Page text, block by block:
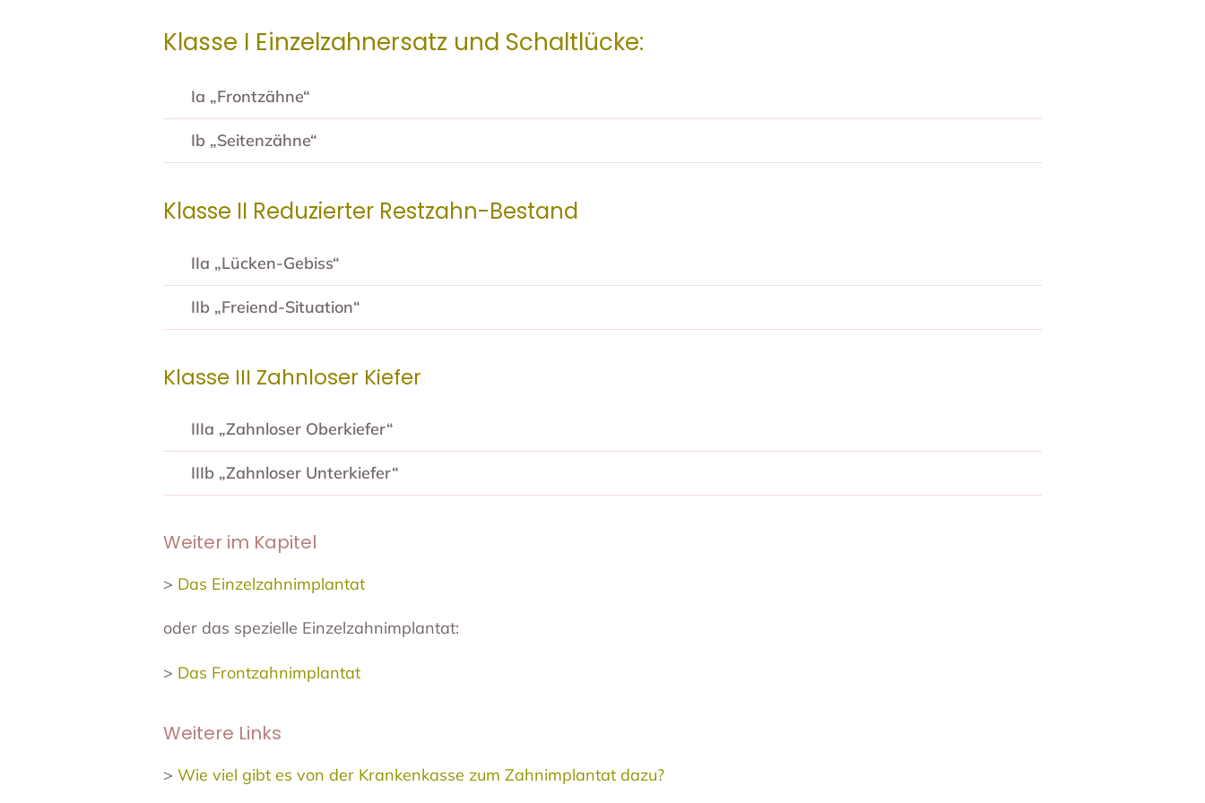
Klasse I Einzelzahnersatz und Schaltlücke:
Ia „Frontzähne“
Ib „Seitenzähne“
Klasse II Reduzierter Restzahn-Bestand
IIa „Lücken-Gebiss“
IIb „Freiend-Situation“
Klasse III Zahnloser Kiefer
IIIa „Zahnloser Oberkiefer“
IIIb „Zahnloser Unterkiefer“
Weiter im Kapitel
> Das Einzelzahnimplantat
oder das spezielle Einzelzahnimplantat:
> Das Frontzahnimplantat
Weitere Links
> Wie viel gibt es von der Krankenkasse zum Zahnimplantat dazu?